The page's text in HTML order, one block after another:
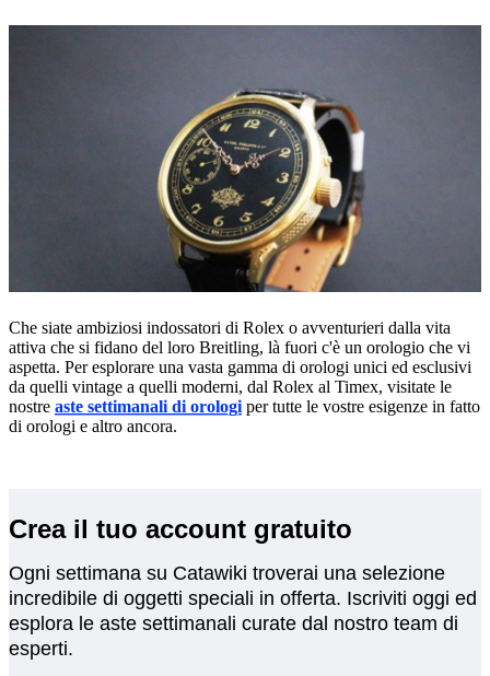
Che siate ambiziosi indossatori di Rolex o avventurieri dalla vita
attiva che si fidano del loro Breitling, là fuori c'è un orologio che vi
aspetta. Per esplorare una vasta gamma di orologi unici ed esclusivi
da quelli vintage a quelli moderni, dal Rolex al Timex, visitate le
nostre aste settimanali di orologi per tutte le vostre esigenze in fatto
di orologi e altro ancora.
Crea il tuo account gratuito
Ogni settimana su Catawiki troverai una selezione
incredibile di oggetti speciali in offerta. Iscriviti oggi ed
esplora le aste settimanali curate dal nostro team di
esperti.